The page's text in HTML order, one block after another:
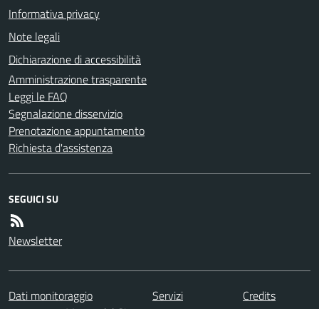
Informativa privacy
Note legali
Dichiarazione di accessibilità
Amministrazione trasparente
Leggi le FAQ
Segnalazione disservizio
Prenotazione appuntamento
Richiesta d'assistenza
SEGUICI SU
Newsletter
Dati monitoraggio Servizi
Credits